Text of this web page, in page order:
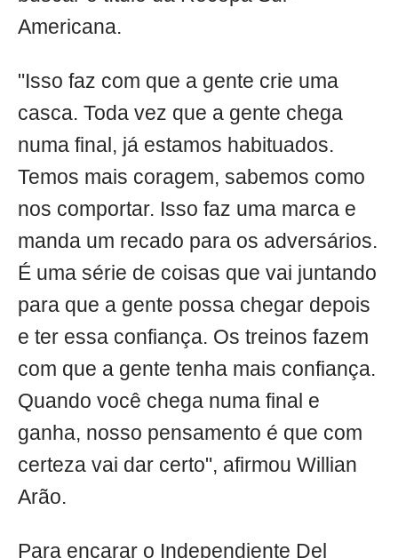
Americana.
"Isso faz com que a gente crie uma
casca. Toda vez que a gente chega
numa final, já estamos habituados.
Temos mais coragem, sabemos como
nos comportar. Isso faz uma marca e
manda um recado para os adversários.
É uma série de coisas que vai juntando
para que a gente possa chegar depois
e ter essa confiança. Os treinos fazem
com que a gente tenha mais confiança.
Quando você chega numa final e
ganha, nosso pensamento é que com
certeza vai dar certo", afirmou Willian
Arão.
Para encarar o Independiente Del